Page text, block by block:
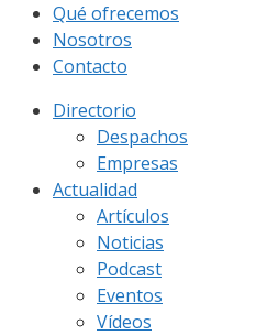
Qué ofrecemos
Nosotros
Contacto
Directorio
Despachos
Empresas
Actualidad
Artículos
Noticias
Podcast
Eventos
Vídeos